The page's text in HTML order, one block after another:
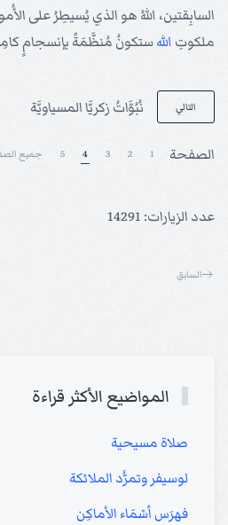
السابِقتين، اللهُ هو الذي يُسيطِرُ على
ملكوتِ اللهستكونُ مُنظَّمَةً بإنسجامٍ
التالي نُبُوَّاتُ زكريَّا المسياويَّة
الصفحة 1
2
3
4
5 جميع
عدد الزيارات: 14291
السابق
المواضيع الأكثر قراءة
صلاة مسيحية
لوسيفر وتمرُّد الملائكة
فهرَس أسْمَاء الأماكِن